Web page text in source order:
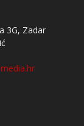
3G, Zadar